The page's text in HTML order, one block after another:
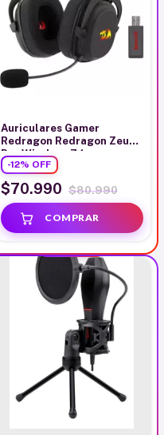
Auriculares Gamer
Redragon Redragon Zeus
Pro Wireless 7.1
-12% OFF
$70.990 $80.990